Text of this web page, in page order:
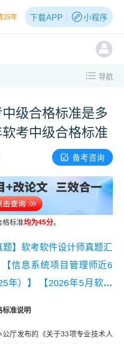
25年 下载APP 小程序
导航
级合格标准是多
考中级合格标准
备考咨询
格标准均为45分。
题】软考软件设计师真题汇
【信息系统项目管理师近6
年）】
【2026年5月软考
年）】
准说明
厅发布的《关于33项专业技术人